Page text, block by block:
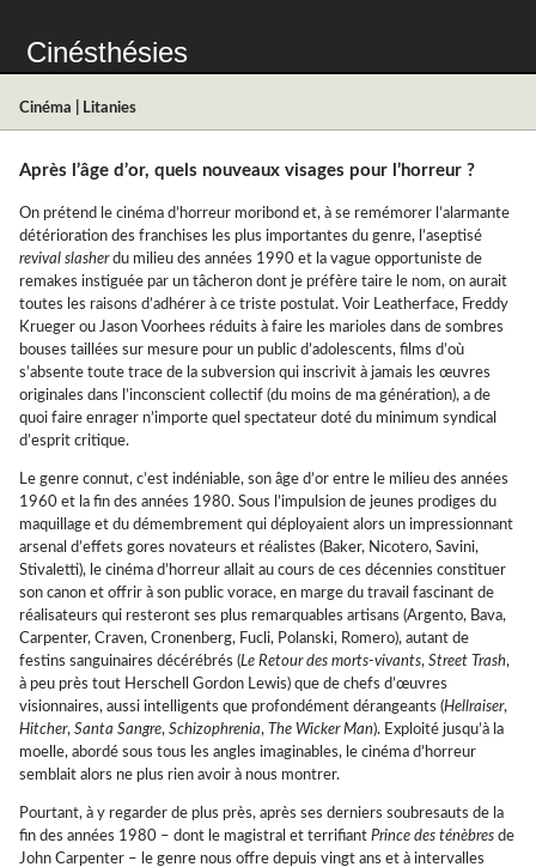
Cinésthésies
Cinéma Litanies
Après l’âge d’or, quels nouveaux visages pour l’horreur ?
On prétend le cinéma d’horreur moribond et, à se remémorer l’alarmante
détérioration des franchises les plus importantes du genre, l’aseptisé
revival slasherdu milieu des années 1990 et la vague opportuniste de
remakes instiguée par un tâcheron dont je préfère taire le nom, on aurait
toutes les raisons d’adhérer à ce triste postulat. Voir Leatherface, Freddy
Krueger ou Jason Voorhees réduits à faire les marioles dans de sombres
bouses taillées sur mesure pour un public d’adolescents, films d’où
s’absente toute trace de la subversion qui inscrivit à jamais les œuvres
originales dans l’inconscient collectif (du moins de ma génération), a de
quoi faire enrager n’importe quel spectateur doté du minimum syndical
d’esprit critique.
Le genre connut, c’est indéniable, son âge d’or entre le milieu des années
1960 et la fin des années 1980. Sous l’impulsion de jeunes prodiges du
maquillage et du démembrement qui déployaient alors un impressionnant
arsenal d’effets gores novateurs et réalistes (Baker, Nicotero, Savini,
Stivaletti), le cinéma d’horreur allait au cours de ces décennies constituer
son canon et offrir à son public vorace, en marge du travail fascinant de
réalisateurs qui resteront ses plus remarquables artisans (Argento, Bava,
Carpenter, Craven, Cronenberg, Fucli, Polanski, Romero), autant de
festins sanguinaires décérébrés (Le Retour des morts-vivants, Street Trash,
à peu près tout Herschell Gordon Lewis) que de chefs d’œuvres
visionnaires, aussi intelligents que profondément dérangeants (Hellraiser,
Hitcher, Santa Sangre, Schizophrenia, The Wicker Man). Exploité jusqu’à la
moelle, abordé sous tous les angles imaginables, le cinéma d’horreur
semblait alors ne plus rien avoir à nous montrer.
Pourtant, à y regarder de plus près, après ses derniers soubresauts de la
fin des années 1980 – dont le magistral et terrifiant Prince des ténèbres de
John Carpenter – le genre nous offre depuis vingt ans et à intervalles